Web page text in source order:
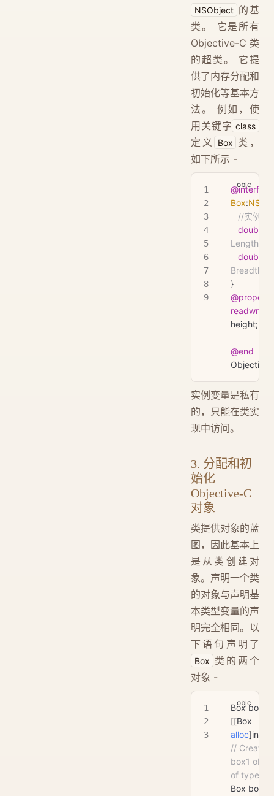
NSObject 的基
类。 它是所有
Objective-C 类
的超类。 它提
供了内存分配和
初始化等基本方
法。 例如，使
用关键字 class
定义 Box 类，
如下所示 -
@interface
Box:
//实例变
   double
Length of
   double
Breadth
}
@property
readwrite
height;
@end
Objective-
实例变量是私有
的，只能在类实
现中访问。
3. 分配和初
始化
Objective-C
对象
类提供对象的蓝
图，因此基本上
是从类创建对
象。声明一个类
的对象与声明基
本类型变量的声
明完全相同。以
下语句声明了
Box 类的两个
对象 -
Box box1
alloc
// Create
box1
of type
Box box2